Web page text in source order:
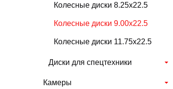
Колесные диски 8.25х22.5
Колесные диски 9.00х22.5
Колесные диски 11.75х22.5
Диски для спецтехники
Камеры